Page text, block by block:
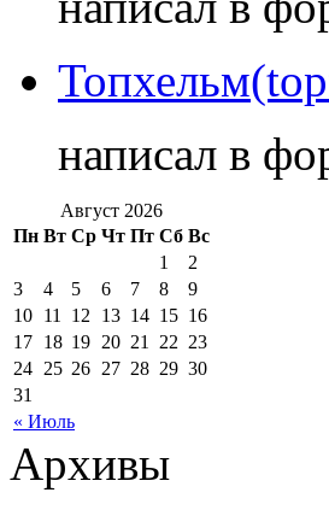
написал в
Август 2026
Пн Вт Ср Чт Пт Сб Вс
« Июль
1
2
3
4 5 6 7 8
9
10 11 12 13 14 15 16
17 18 19 20 21 22 23
24 25 26 27 28 29 30
31
Архивы